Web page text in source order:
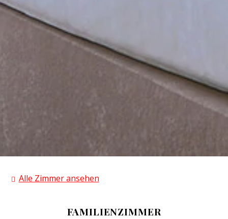
Alle Zimmer ansehen
FAMILIENZIMMER